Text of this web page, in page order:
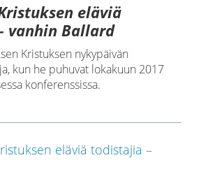
eläviä
vanhin Ballard
Kristuksen nykypäivän
kun he puhuvat lokakuun 2017
konferenssissa.